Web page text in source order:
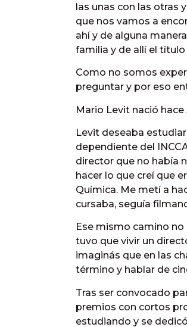
las unas con las otras
que nos vamos a
ahí y de alguna
familia y de allí el
Como no somos
preguntar y por eso
Mario Levit nació hace
Levit deseaba
dependiente del
director que no había
hacer lo que creí que
Química. Me metí a
cursaba, seguía
Ese mismo camino
tuvo que vivir un
imaginás que en las
término y hablar de
Tras ser convocado
premios con cortos
estudiando y se